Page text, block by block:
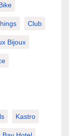
Club
Bijoux
Kastro